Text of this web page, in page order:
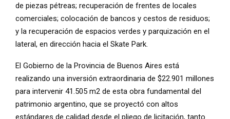
de piezas pétreas; recuperación de frentes de locales
comerciales; colocación de bancos y cestos de residuos;
y la recuperación de espacios verdes y parquización en el
lateral, en dirección hacia el Skate Park.
El Gobierno de la Provincia de Buenos Aires está
realizando una inversión extraordinaria de $22.901 millones
para intervenir 41.505 m2 de esta obra fundamental del
patrimonio argentino, que se proyectó con altos
estándares de calidad desde el pliego de licitación, tanto